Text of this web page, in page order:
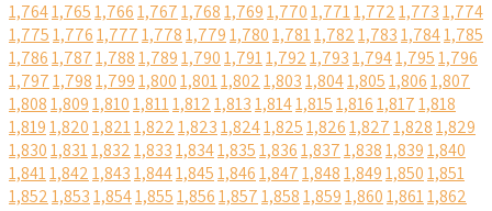
1,7641,7651,7661,7671,7681,7691,7701,7711,7721,7731,774
1,7751,7761,7771,7781,7791,7801,7811,7821,7831,7841,785
1,7861,7871,7881,7891,7901,7911,7921,7931,7941,7951,796
1,7971,7981,7991,8001,8011,8021,8031,8041,8051,8061,807
1,8081,8091,8101,8111,8121,8131,8141,8151,8161,8171,818
1,8191,8201,8211,8221,8231,8241,8251,8261,8271,8281,829
1,8301,8311,8321,8331,8341,8351,8361,8371,8381,8391,840
1,8411,8421,8431,8441,8451,8461,8471,8481,8491,8501,851
1,8521,8531,8541,8551,8561,8571,8581,8591,8601,8611,862